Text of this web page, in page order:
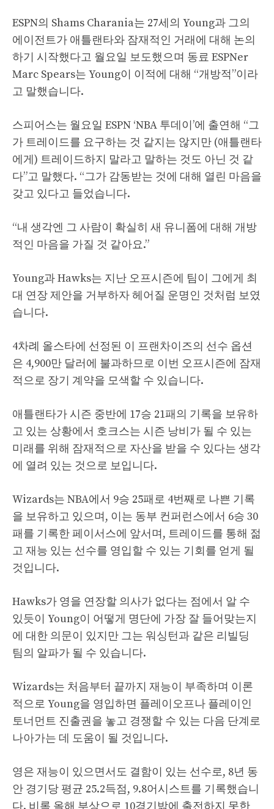
ESPN의 Shams Charania는 27세의 Young과 그의
에이전트가 애틀랜타와 잠재적인 거래에 대해 논의
하기 시작했다고 월요일 보도했으며 동료 ESPNer
Marc Spears는 Young이 이적에 대해 “개방적”이라
고 말했습니다.
스피어스는 월요일 ESPN ‘NBA 투데이’에 출연해 “그
가 트레이드를 요구하는 것 같지는 않지만 (애틀랜타
에게) 트레이드하지 말라고 말하는 것도 아닌 것 같
다”고 말했다. “그가 감동받는 것에 대해 열린 마음을
갖고 있다고 들었습니다.
“내 생각엔 그 사람이 확실히 새 유니폼에 대해 개방
적인 마음을 가질 것 같아요.”
Young과 Hawks는 지난 오프시즌에 팀이 그에게 최
대 연장 제안을 거부하자 헤어질 운명인 것처럼 보였
습니다.
4차례 올스타에 선정된 이 프랜차이즈의 선수 옵션
은 4,900만 달러에 불과하므로 이번 오프시즌에 잠재
적으로 장기 계약을 모색할 수 있습니다.
애틀랜타가 시즌 중반에 17승 21패의 기록을 보유하
고 있는 상황에서 호크스는 시즌 낭비가 될 수 있는
미래를 위해 잠재적으로 자산을 받을 수 있다는 생각
에 열려 있는 것으로 보입니다.
Wizards는 NBA에서 9승 25패로 4번째로 나쁜 기록
을 보유하고 있으며, 이는 동부 컨퍼런스에서 6승 30
패를 기록한 페이서스에 앞서며, 트레이드를 통해 젊
고 재능 있는 선수를 영입할 수 있는 기회를 얻게 될
것입니다.
Hawks가 영을 연장할 의사가 없다는 점에서 알 수
있듯이 Young이 어떻게 명단에 가장 잘 들어맞는지
에 대한 의문이 있지만 그는 워싱턴과 같은 리빌딩
팀의 알파가 될 수 있습니다.
Wizards는 처음부터 끝까지 재능이 부족하며 이론
적으로 Young을 영입하면 플레이오프나 플레이인
토너먼트 진출권을 놓고 경쟁할 수 있는 다음 단계로
나아가는 데 도움이 될 것입니다.
영은 재능이 있으면서도 결함이 있는 선수로, 8년 동
안 경기당 평균 25.2득점, 9.8어시스트를 기록했습니
다. 비록 올해 부상으로 10경기밖에 출전하지 못한